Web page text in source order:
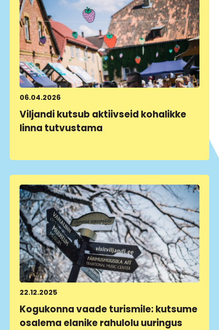
06.04.2026
Viljandi kutsub aktiivseid kohalikke
linna tutvustama
22.12.2025
Kogukonna vaade turismile: kutsume
osalema elanike rahulolu uuringus